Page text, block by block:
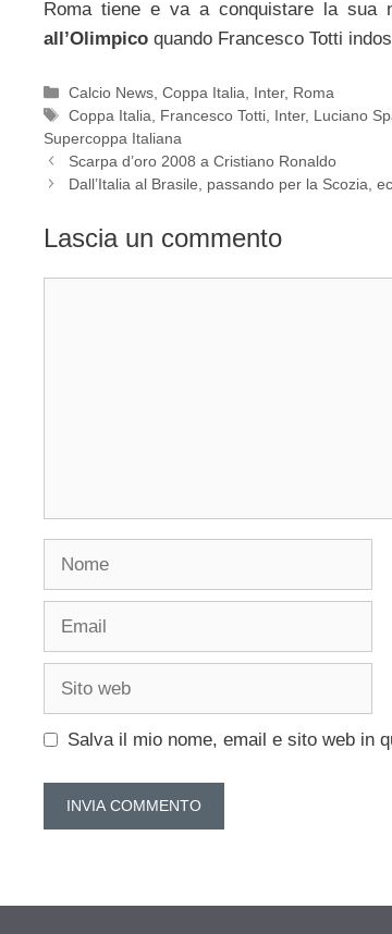
Roma tiene e va a conquistare la sua
all’Olimpico quando Francesco Totti
Categorie
Calcio News ,Coppa Italia Inter, Roma
Tag
Coppa Italia Francesco Totti Inter, Luciano
Supercoppa Italiana
Scarpa d’oro 2008 a Cristiano Ronaldo
Dall’Italia al Brasile, passando per la Scozia,
Lascia un commento
Nome
Email
Sito
Salva il mio nome, email e sito web in